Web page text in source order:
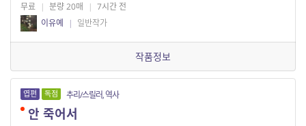
무료 | 분량 20매 | 7시간 전
이유예
| 일반작가
작품정보
엽편 독점 추리/스릴러, 역사
안 죽어서